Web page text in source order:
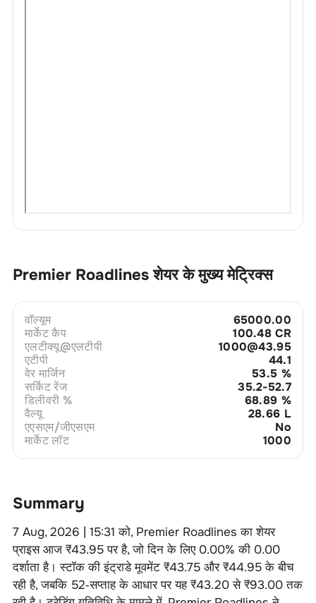
Premier Roadlines शेयर के मुख्य मेट्रिक्स
वॉल्यूम
65000.00
मार्केट कैप
100.48 CR
एलटीक्यू@एलटीपी
1000@43.95
एटीपी
44.1
वेर मार्जिन
53.5 %
सर्किट रेंज
35.2-52.7
डिलीवरी %
68.89 %
वैल्यू
28.66 L
एएसएम/जीएसएम
No
मार्केट लॉट
1000
Summary
7 Aug, 2026 | 15:31 को, Premier Roadlines का शेयर
प्राइस आज ₹43.95पर है, जो दिन के लिए 0.00% की 0.00
दर्शाता है। स्टॉक की इंट्राडे मूवमेंट ₹43.75 और ₹44.95 के बीच
रही है, जबकि 52‑सप्ताह के आधार पर यह ₹43.20 से ₹93.00 तक